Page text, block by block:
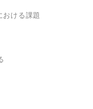
おける課題